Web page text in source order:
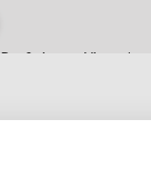
Prof. dr. van Vlastuin -